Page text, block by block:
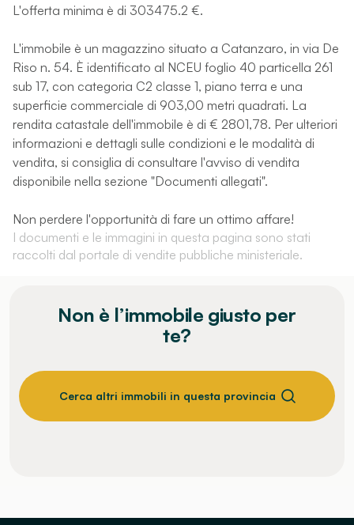
L'offerta minima è di 303475.2 €.
L'immobile è un magazzino situato a Catanzaro, in via De
Riso n. 54. È identificato al NCEU foglio 40 particella 261
sub 17, con categoria C2 classe 1, piano terra e una
superficie commerciale di 903,00 metri quadrati. La
rendita catastale dell'immobile è di € 2801,78. Per ulteriori
informazioni e dettagli sulle condizioni e le modalità di
vendita, si consiglia di consultare l'avviso di vendita
disponibile nella sezione "Documenti allegati".
Non perdere l'opportunità di fare un ottimo affare!
I documenti e le immagini in questa pagina sono stati
raccolti dal portale di vendite pubbliche ministeriale.
Non è l’immobile giusto per
te?
Cerca altri immobili in questa provincia